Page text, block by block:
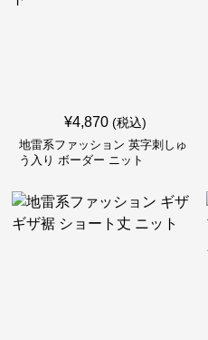
¥4,870 (税込)
地雷系ファッション 英字刺しゅ
う入り ボーダー ニット